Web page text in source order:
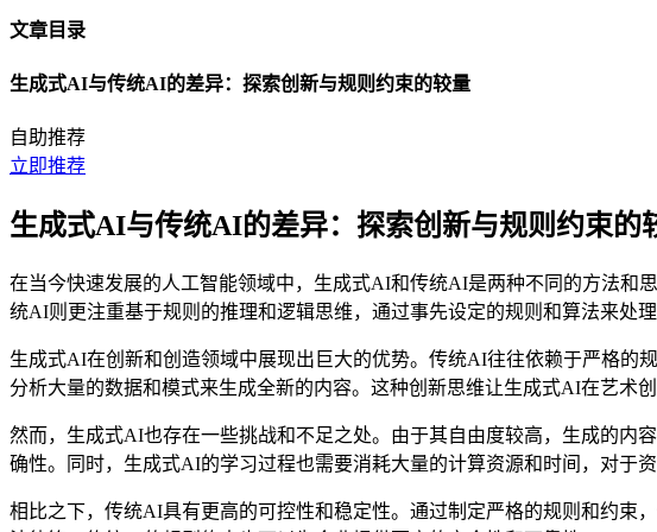
文章目录
生成式AI与传统AI的差异：探索创新与规则约束的较量
自助推荐
立即推荐
生成式AI与传统AI的差异：探索创新与规则约束的
在当今快速发展的人工智能领域中，生成式AI和传统AI是两种不同的方法和
统AI则更注重基于规则的推理和逻辑思维，通过事先设定的规则和算法来处理
生成式AI在创新和创造领域中展现出巨大的优势。传统AI往往依赖于严格的
分析大量的数据和模式来生成全新的内容。这种创新思维让生成式AI在艺术
然而，生成式AI也存在一些挑战和不足之处。由于其自由度较高，生成的内
确性。同时，生成式AI的学习过程也需要消耗大量的计算资源和时间，对于
相比之下，传统AI具有更高的可控性和稳定性。通过制定严格的规则和约束